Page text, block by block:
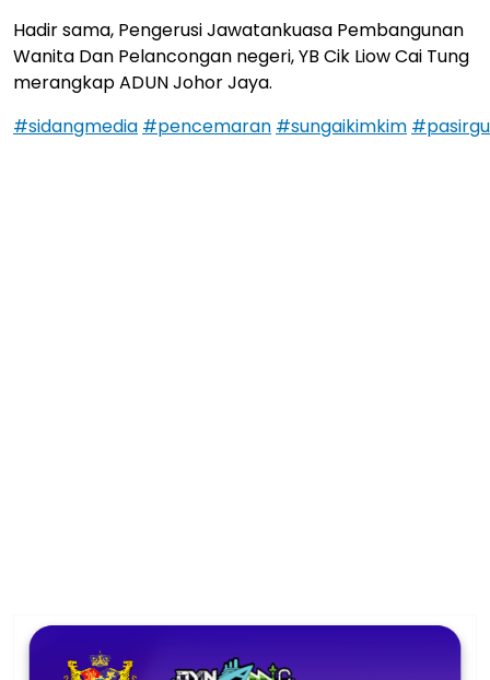
Hadir sama, Pengerusi Jawatankuasa Pembangunan
Wanita Dan Pelancongan negeri, YB Cik Liow Cai Tung
merangkap ADUN Johor Jaya.
#sidangmedia #pencemaran #sungaikimkim